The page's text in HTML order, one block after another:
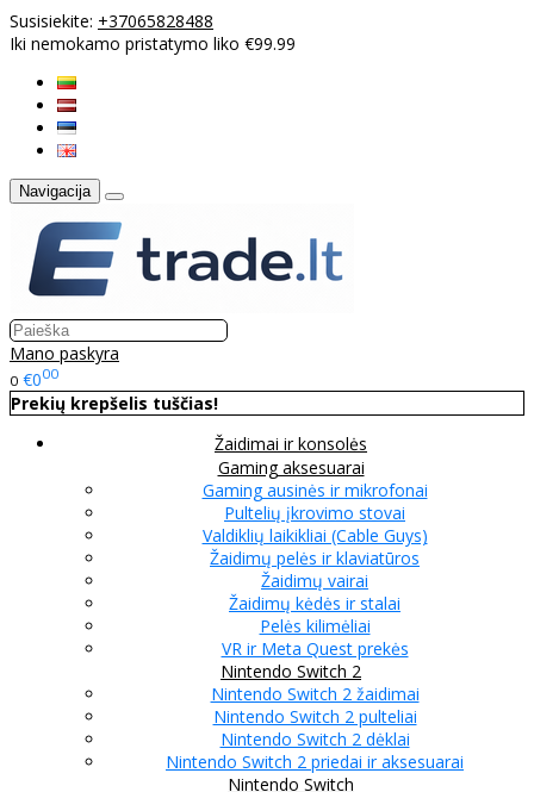
Susisiekite: +37065828488
Iki nemokamo pristatymo liko €99.99
Navigacija
Mano paskyra
0 €000
Prekių krepšelis tuščias!
Žaidimai ir konsolės
Gaming aksesuarai
Gaming ausinės ir mikrofonai
Pultelių įkrovimo stovai
Valdiklių laikikliai (Cable Guys)
Žaidimų pelės ir klaviatūros
Žaidimų vairai
Žaidimų kėdės ir stalai
Pelės kilimėliai
VR ir Meta Quest prekės
Nintendo Switch 2
Nintendo Switch 2 žaidimai
Nintendo Switch 2 pulteliai
Nintendo Switch 2 dėklai
Nintendo Switch 2 priedai ir aksesuarai
Nintendo Switch